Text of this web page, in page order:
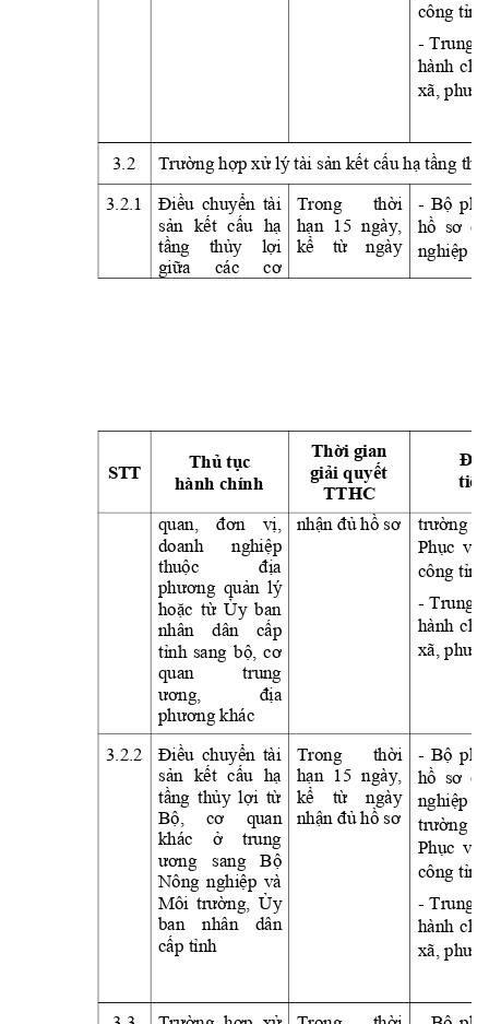
công
- Trung
hành
xã,
3.2 Trường hợp xử lý tài sản kết cấu hạ tầng
3.2.1 Điều chuyển tài
sản kết cấu hạ
tầng
thủy
lợi
giữa
các cơ
Trong
thời
hạn 15 ngày,
kể
từ ngày
- Bộ
hồ sơ
nghiệp
STT
Thủ tục
hành chính
Thời gian
giải quyết
TTHC
Địa
tiếp
quan, đơn
vị,
doanh
nghiệp
thuộc
địa
phương quản lý
hoặc từ Ủy ban
nhân
dân
cấp
tỉnh sang bộ, cơ
quan
trung
ương,
địa
phương khác
nhận đủ hồ sơ trường
Phục vụ
công
- Trung
hành
xã,
3.2.2 Điều chuyển tài
sản kết cấu hạ
tầng thủy lợi từ
Bộ,
cơ
quan
khác
ở
trung
ương
sang
Bộ
Nông nghiệp và
Môi trường, Ủy
ban
nhân
dân
cấp tỉnh
Trong
thời
hạn 15 ngày,
kể
từ
ngày
nhận đủ hồ sơ
- Bộ
hồ sơ
nghiệp
trường
Phục vụ
công
- Trung
hành
xã,